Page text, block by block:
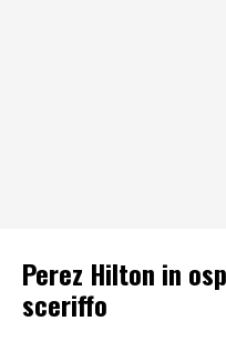
Perez Hilton in
sceriffo